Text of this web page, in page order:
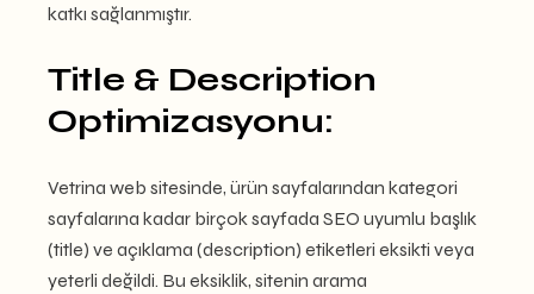
katkı sağlanmıştır.
Title & Description
Optimizasyonu:
Vetrina web sitesinde, ürün sayfalarından kategori
sayfalarına kadar birçok sayfada SEO uyumlu başlık
(title) ve açıklama (description) etiketleri eksikti veya
yeterli değildi. Bu eksiklik, sitenin arama